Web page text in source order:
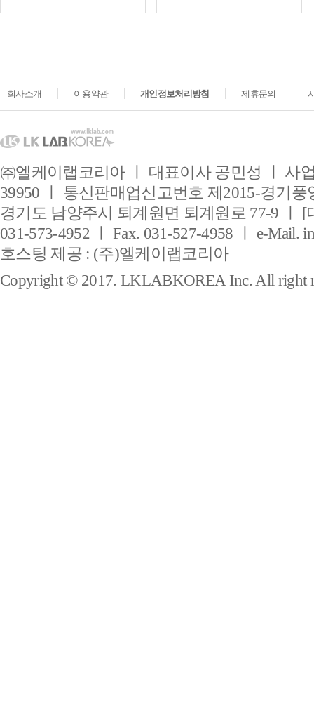
회사소개 이용약관 개인정보처리방침 제휴문의
㈜엘케이랩코리아 ㅣ 대표이사 공민성 ㅣ 사
39950 ㅣ 통신판매업신고번호 제2015-경기풍
경기도 남양주시 퇴계원면 퇴계원로 77-9 ㅣ [
031-573-4952 ㅣ Fax. 031-527-4958 ㅣ e-Mail.
호스팅 제공 : (주)엘케이랩코리아
Copyright © 2017. LKLABKOREA Inc. All right